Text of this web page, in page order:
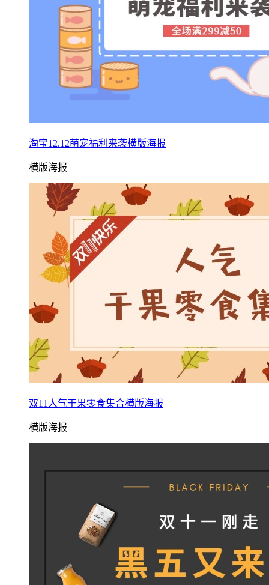
淘宝12.12萌宠福利来袭横版海报
横版海报
双11人气干果零食集合横版海报
横版海报